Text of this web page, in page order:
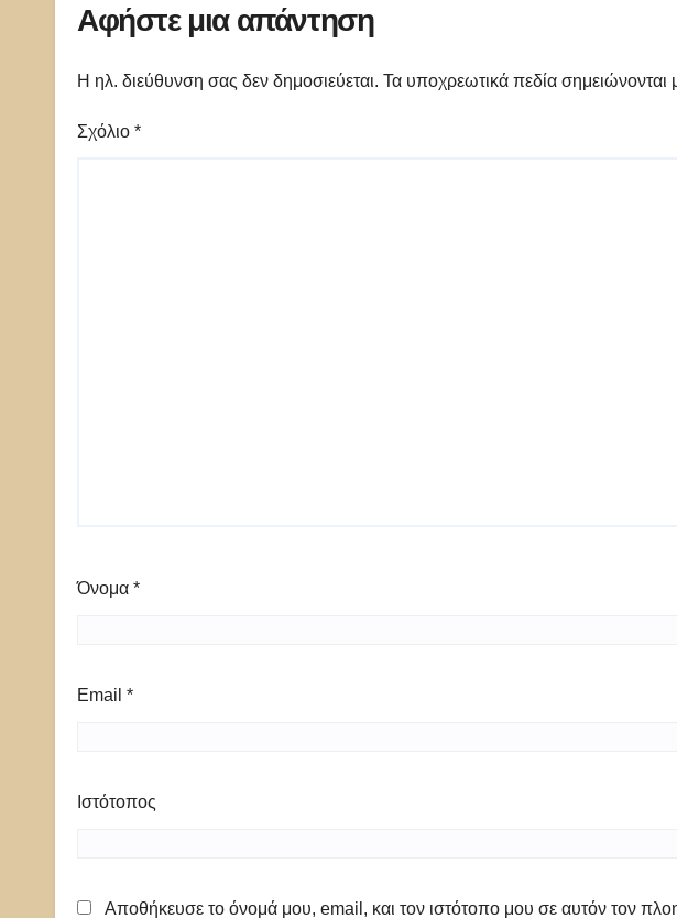
Αφήστε μια απάντηση
Η ηλ. διεύθυνση σας δεν δημοσιεύεται. Τα υποχρεωτικά πεδία σημειώνονται
Σχόλιο *
Όνομα *
Email *
Ιστότοπος
Αποθήκευσε το όνομά μου, email, και τον ιστότοπο μου σε αυτόν τον